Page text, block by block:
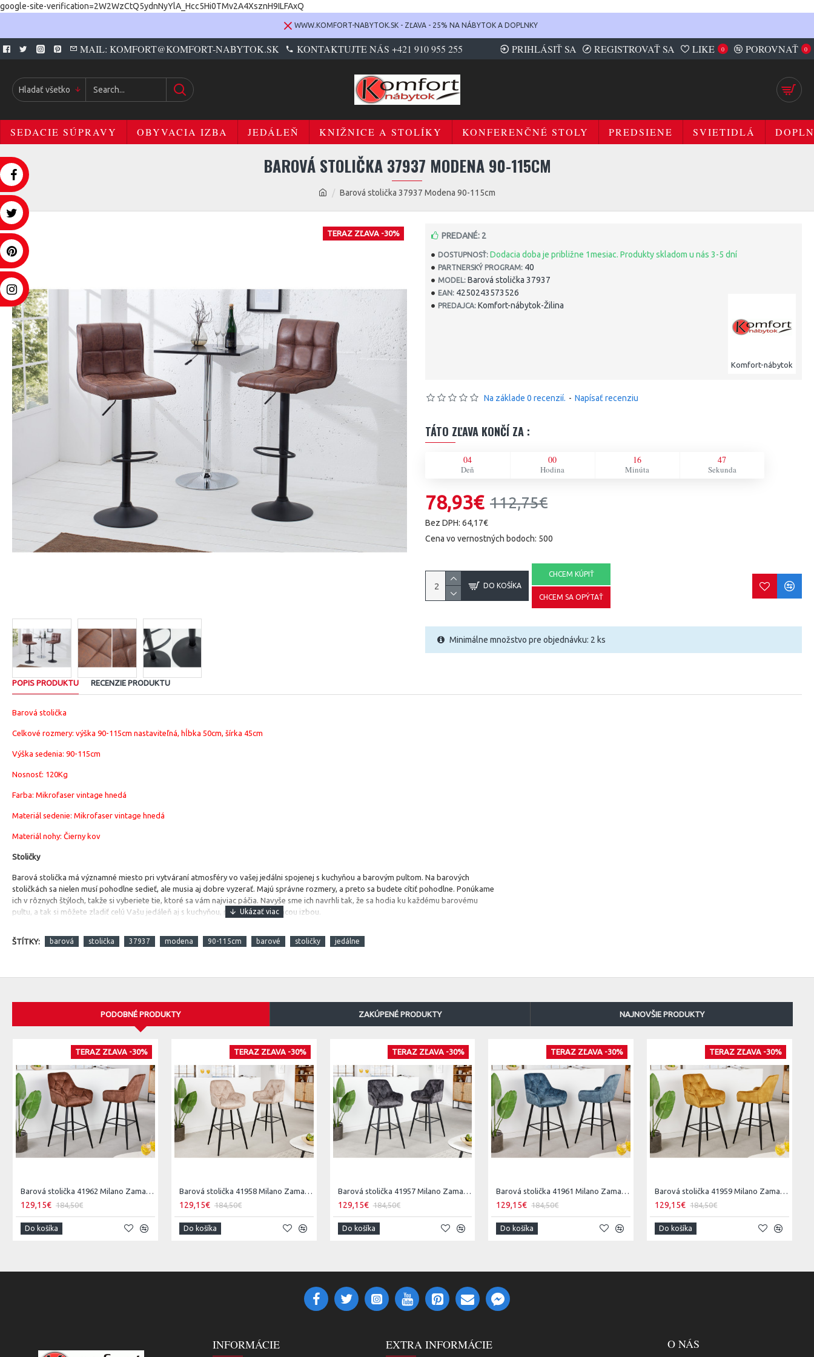
google-site-verification=2W2WzCtQ5ydnNyYlA_Hcc5Hi0TMv2A4XsznH9ILFAxQ
WWW.KOMFORT-NABYTOK.SK - ZĽAVA - 25% NA NÁBYTOK A DOPLNKY
MAIL: KOMFORT@KOMFORT-NABYTOK.SK KONTAKTUJTE NÁS +421 910 955 255 PRIHLÁSIŤ SA REGISTROVAŤ SA LIKE 0 POROVNAŤ 0
Hladať všetko
SEDACIE SÚPRAVY OBYVACIA IZBA JEDÁLEŇ KNIŽNICE A STOLÍKY KONFERENČNÉ STOLY PREDSIENE SVIETIDLÁ
Barová stolička 37937 Modena 90-115cm
BAROVÁ STOLIČKA 37937 MODENA 90-115CM
TERAZ ZĽAVA -30%
DOSTUPNOSŤ: Dodacia doba je približne 1mesiac. Produkty skladom u nás 3-5 dní
PARTNERSKÝ PROGRAM: 40
MODEL: Barová stolička 37937
EAN: 4250243573526
PREDAJCA: Komfort-nábytok-Žilina
Komfort-nábytok
PREDANÉ: 2
Na základe 0 recenzií. - Napísať recenziu
TÁTO ZĽAVA KONČÍ ZA :
04
Deň
00
Hodina
16
Minúta
46
Sekunda
78,93€ 112,75€
Bez DPH: 64,17€
Cena vo vernostných bodoch: 500
DO KOŠÍKA
CHCEM KÚPIŤ
CHCEM SA OPÝTAŤ
Minimálne množstvo pre objednávku: 2 ks
POPIS PRODUKTU RECENZIE PRODUKTU
Barová stolička
Celkové rozmery: výška 90-115cm nastaviteľná, hĺbka 50cm, šírka 45cm
Výška sedenia: 90-115cm
Nosnosť: 120Kg
Farba: Mikrofaser vintage hnedá
Materiál sedenie: Mikrofaser vintage hnedá
Materiál nohy: Čierny kov
Stoličky
Barová stolička má významné miesto pri vytváraní atmosféry vo vašej jedálni spojenej s kuchyňou a barovým pultom. Na barových
stoličkách sa nielen musí pohodlne sedieť, ale musia aj dobre vyzerať. Majú správne rozmery, a preto sa budete cítiť pohodlne. Ponúkame
ich v rôznych štýloch, takže si vyberiete tie, ktoré sa vám najviac páčia. Navyše sme ich navrhli tak, že sa hodia ku každému barovému
pultu, a tak si môžete zladiť celú Vašu jedáleň aj s kuchyňou, prípadne s obývacou izbou.
ŠTÍTKY: barová stolička 37937 modena 90-115cm barové stoličky jedálne
PODOBNÉ PRODUKTY ZAKÚPENÉ PRODUKTY NAJNOVŠIE PRODUKTY
TERAZ ZĽAVA -30%
Barová stolička 41962 Milano Zamat Hnedá
129,15€ 184,50€
Do košíka
TERAZ ZĽAVA -30%
Barová stolička 41958 Milano Zamat Champange
129,15€ 184,50€
Do košíka
TERAZ ZĽAVA -30%
Barová stolička 41957 Milano Zamat Šedá
129,15€ 184,50€
Do košíka
TERAZ ZĽAVA -30%
Barová stolička 41961 Milano Zamat Petrol
129,15€ 184,50€
Do košíka
TERAZ ZĽAVA -30%
Barová stolička 41959 Milano Zamat Žltá
129,15€ 184,50€
Do košíka
INFORMÁCIE EXTRA INFORMÁCIE O NÁS